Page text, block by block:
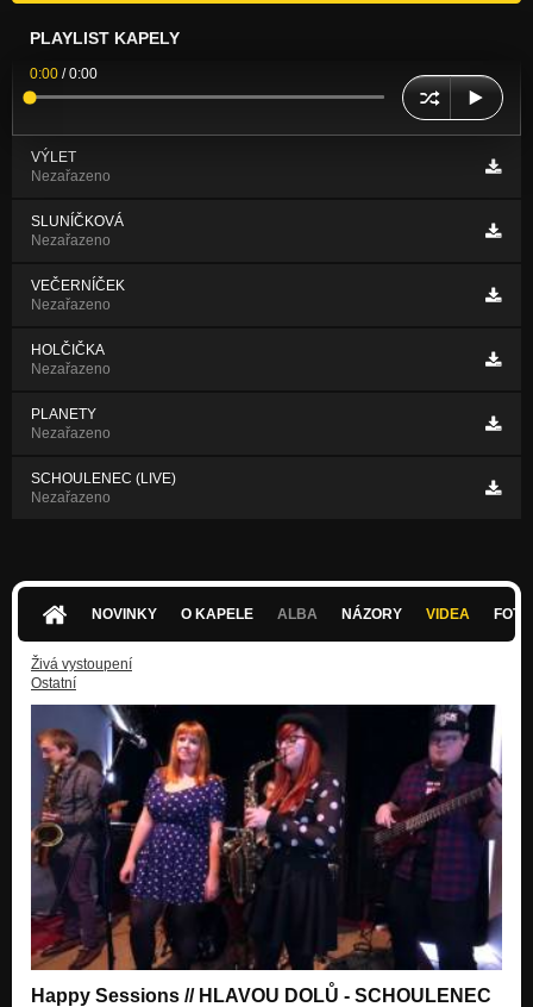
PLAYLIST KAPELY
0:00 /0:00
VÝLET
Nezařazeno
SLUNÍČKOVÁ
Nezařazeno
VEČERNÍČEK
Nezařazeno
HOLČIČKA
Nezařazeno
PLANETY
Nezařazeno
SCHOULENEC (LIVE)
Nezařazeno
NOVINKY O KAPELE ALBA NÁZORY VIDEA
Živá vystoupení
Ostatní
Happy Sessions // HLAVOU DOLŮ - SCHOULENEC